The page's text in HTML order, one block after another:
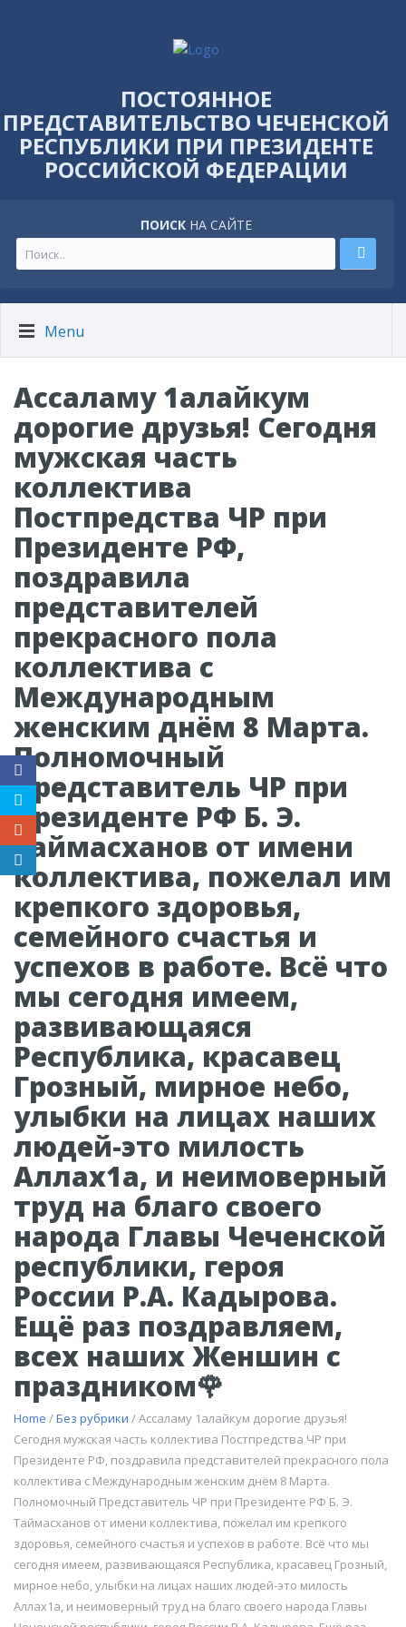
ПОСТОЯННОЕ
ПРЕДСТАВИТЕЛЬСТВО ЧЕЧЕНСКОЙ
РЕСПУБЛИКИ ПРИ ПРЕЗИДЕНТЕ
РОССИЙСКОЙ ФЕДЕРАЦИИ
ПОИСК НА САЙТЕ
Menu
Ассаламу 1алайкум
дорогие друзья! Сегодня
мужская часть
коллектива
Постпредства ЧР при
Президенте РФ,
поздравила
представителей
прекрасного пола
коллектива с
Международным
женским днём 8 Марта.
Полномочный
Представитель ЧР при
Президенте РФ Б. Э.
Таймасханов от имени
коллектива, пожелал им
крепкого здоровья,
семейного счастья и
успехов в работе. Всё что
мы сегодня имеем,
развивающаяся
Республика, красавец
Грозный, мирное небо,
улыбки на лицах наших
людей-это милость
Аллах1а, и неимоверный
труд на благо своего
народа Главы Чеченской
республики, героя
России Р.А. Кадырова.
Ещё раз поздравляем,
всех наших Женшин с
праздником🌹
Home /Без рубрики / Ассаламу 1алайкум дорогие друзья!
Сегодня мужская часть коллектива Постпредства ЧР при
Президенте РФ, поздравила представителей прекрасного пола
коллектива с Международным женским днём 8 Марта.
Полномочный Представитель ЧР при Президенте РФ Б. Э.
Таймасханов от имени коллектива, пожелал им крепкого
здоровья, семейного счастья и успехов в работе. Всё что мы
сегодня имеем, развивающаяся Республика, красавец Грозный,
мирное небо, улыбки на лицах наших людей-это милость
Аллах1а, и неимоверный труд на благо своего народа Главы